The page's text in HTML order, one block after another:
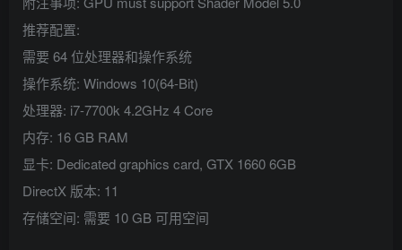
推荐配置:
需要 64 位处理器和操作系统
操作系统: Windows 10(64-Bit)
处理器: i7-7700k 4.2GHz 4 Core
内存: 16 GB RAM
显卡: Dedicated graphics card, GTX 1660 6GB
DirectX 版本: 11
存储空间: 需要 10 GB 可用空间